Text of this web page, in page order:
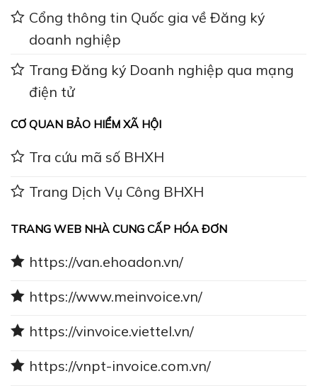
Cổng thông tin Quốc gia về Đăng ký
doanh nghiệp
Trang Đăng ký Doanh nghiệp qua mạng
điện tử
CƠ QUAN BẢO HIỂM XÃ HỘI
Tra cứu mã số BHXH
Trang Dịch Vụ Công BHXH
TRANG WEB NHÀ CUNG CẤP HÓA ĐƠN
https://van.ehoadon.vn/
https://www.meinvoice.vn/
https://vinvoice.viettel.vn/
https://vnpt-invoice.com.vn/